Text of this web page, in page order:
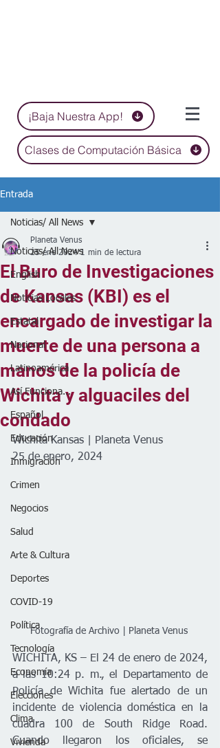
¡Baja Nuestra App!
Clases de Computación Básica
Entrada
Noticias/ All News
English
Noticias Locales
Estatal
Nacional
Latinoamérica
Así Funciona...
Español
Educación
Inmigración
Crimen
Negocios
Salud
Arte & Cultura
Deportes
COVID-19
Política
Tecnología
Economía
Elecciones
Clima
Vivienda
Noticias/ All News
El Buro de Investigaciones
de Kansas (KBI) es el
encargado de investigar la
muerte de una persona a
manos de la policía de
Wichita y alguaciles del
condado
Planeta Venus
25 ene 2024 1 min de lectura
Wichita Kansas | Planeta Venus
25 de enero, 2024
Fotografía de Archivo | Planeta Venus
WICHITA, KS – El 24 de enero de 2024,
a las 10:24 p. m., el Departamento de
Policía de Wichita fue alertado de un
incidente de violencia doméstica en la
cuadra 100 de South Ridge Road.
Cuando llegaron los oficiales, se